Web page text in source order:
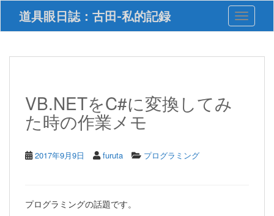
i
道具眼日誌：古田-私的記録 Toggle
VB.NETをC#に変換してみ
た時の作業メモ
2017年9月9日 furuta プログラミング
プログラミングの話題です。